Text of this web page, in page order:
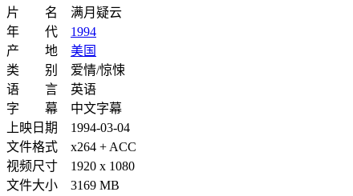
片 名 满月疑云
年 代 1994
产 地 美国
类 别 爱情/惊悚
语 言 英语
字 幕 中文字幕
上映日期 1994-03-04
文件格式 x264 + ACC
视频尺寸 1920 x 1080
文件大小 3169 MB